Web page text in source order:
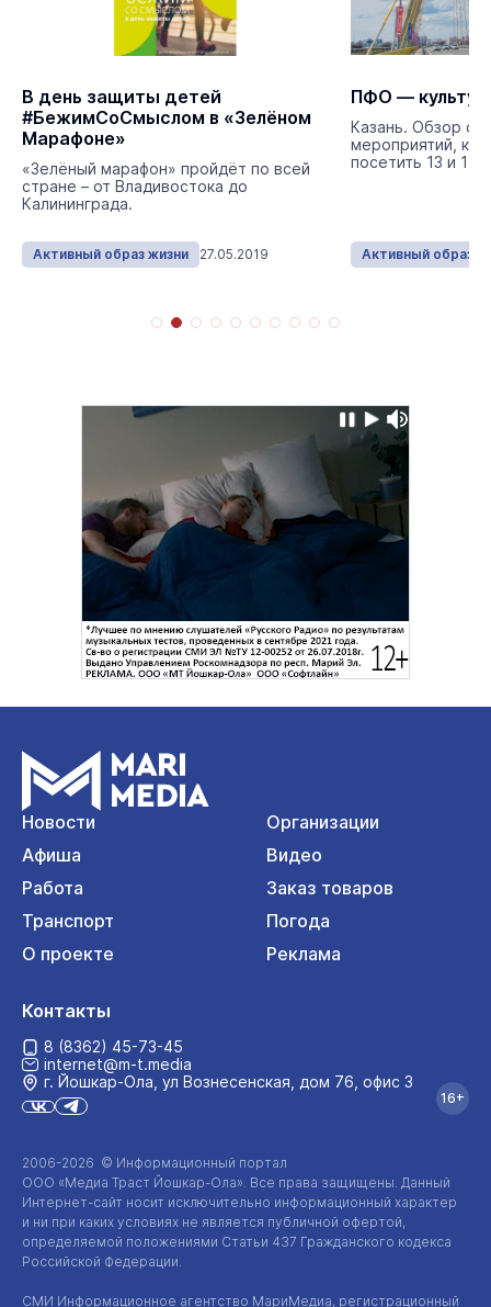
В день защиты детей
#БежимСоСмыслом в «Зелёном
Марафоне»
«Зелёный марафон» пройдёт по всей
стране – от Владивостока до
Калининграда.
Активный образ жизни 27.05.2019
ПФО —
Казань. Обзор
мероприятий,
посетить 13 и 14
Активный образ
Новости
Организации
Афиша
Видео
Работа
Заказ товаров
Транспорт
Погода
О проекте
Реклама
2006-2026 © Информационный портал
ООО «Медиа Траст Йошкар-Ола». Все права защищены. Данный
Интернет-сайт носит исключительно информационный характер
и ни при каких условиях не является публичной офертой,
определяемой положениями Статьи 437 Гражданского кодекса
Российской Федерации.
СМИ Информационное агентство МариМедиа, регистрационный
Контакты
8 (8362) 45-73-45
internet@m-t.media
г. Йошкар‑Ола, ул Вознесенская, дом 76, офис 3
16+